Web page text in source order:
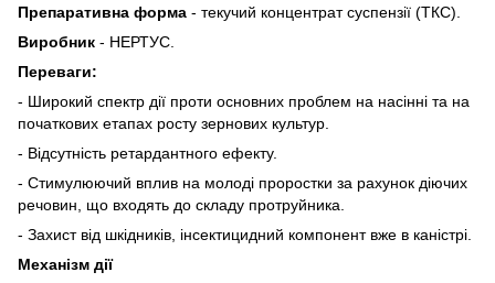
Препаративна форма - текучий концентрат суспензії (ТКС).
Виробник - НЕРТУС.
Переваги:
- Широкий спектр дії проти основних проблем на насінні та на
початкових етапах росту зернових культур.
- Відсутність ретардантного ефекту.
- Стимулюючий вплив на молоді проростки за рахунок діючих
речовин, що входять до складу протруйника.
- Захист від шкідників, інсектицидний компонент вже в каністрі.
Механізм дії